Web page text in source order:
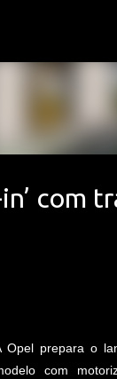
com
Opel prepara o
com